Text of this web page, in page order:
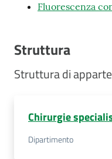
Fluorescenza
Struttura
Struttura di
Chirurgie
Dipartimento